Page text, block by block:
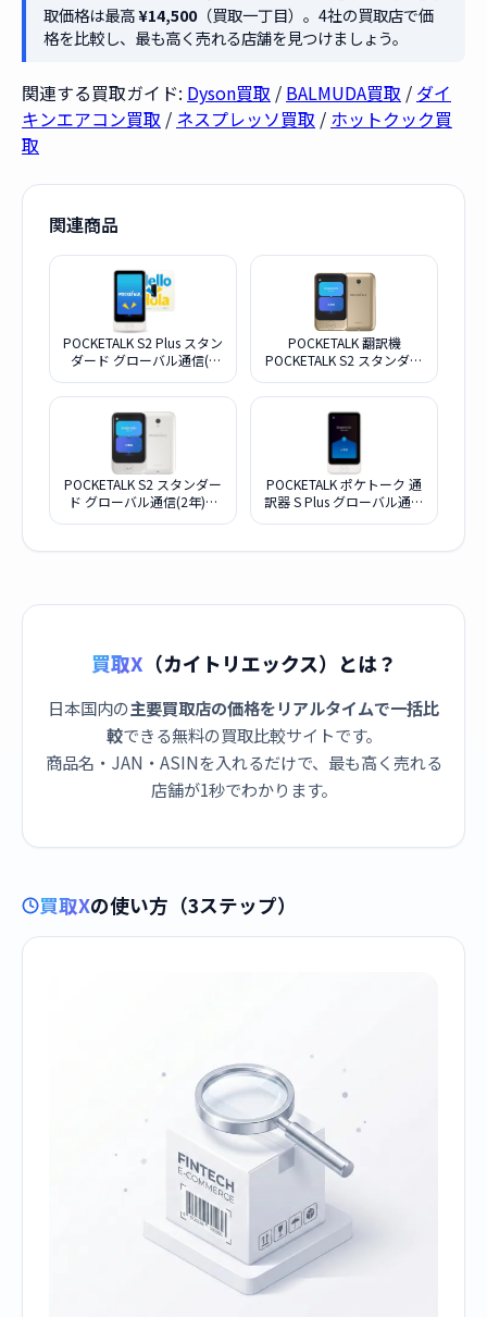
取価格は最高¥14,500（買取一丁目）。4社の買取店で価
格を比較し、最も高く売れる店舗を見つけましょう。
関連する買取ガイド: Dyson買取 / BALMUDA買取 / ダイ
キンエアコン買取 / ネスプレッソ買取 / ホットクック買
取
関連商品
POCKETALK S2 Plus スタン
ダード グローバル通信(2
POCKETALK 翻訳機
POCKETALK S2 スタンダー
ド
POCKETALK S2 スタンダー
ド グローバル通信(2年)付
POCKETALK ポケトーク 通
訳器 S Plus グローバル通信
買取X （カイトリエックス）とは？
日本国内の主要買取店の価格をリアルタイムで一括比
較できる無料の買取比較サイトです。
商品名・JAN・ASINを入れるだけで、最も高く売れる
店舗が1秒でわかります。
買取Xの使い方（3ステップ）